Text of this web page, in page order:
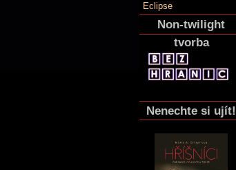
Eclipse
Non-twilight
tvorba
Nenechte si ujít!